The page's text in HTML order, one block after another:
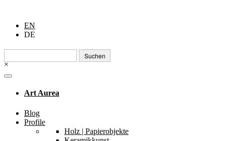
EN
DE
Suchen
nach:
×
Art Aurea
Blog
Profile
Holz | Papierobjekte